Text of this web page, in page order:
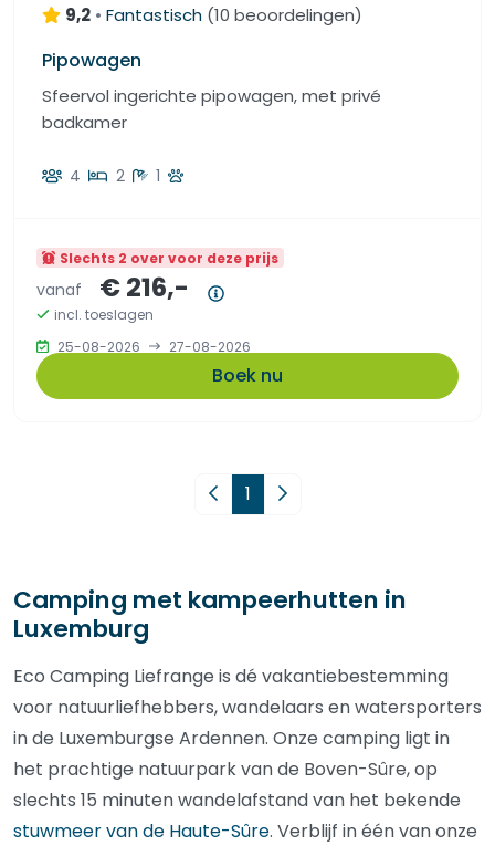
9,2 • Fantastisch (10 beoordelingen)
Pipowagen
Sfeervol ingerichte pipowagen, met privé
badkamer
4 2 1
Slechts 2 over voor deze prijs
vanaf € 216,-
incl. toeslagen
25-08-2026
27-08-2026
Boek nu
Vorige pagina
1 Volgende pagina
Camping met kampeerhutten in
Luxemburg
Eco Camping Liefrange is dé vakantiebestemming
voor natuurliefhebbers, wandelaars en watersporters
in de Luxemburgse Ardennen. Onze camping ligt in
het prachtige natuurpark van de Boven-Sûre, op
slechts 15 minuten wandelafstand van het bekende
stuwmeer van de Haute-Sûre. Verblijf in één van onze